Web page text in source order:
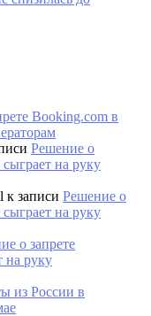
Booking.com в
Решение о
на руку
к записи Решение о
на руку
о запрете
на руку
из России в